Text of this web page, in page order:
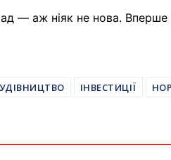
— аж ніяк не нова. Вперше
ІНВЕСТИЦІЇ